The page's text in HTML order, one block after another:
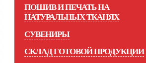
ПОШИВ И ПЕЧАТЬ НА
НАТУРАЛЬНЫХ ТКАНЯХ
СУВЕНИРЫ
СКЛАД ГОТОВОЙ ПРОДУКЦИИ